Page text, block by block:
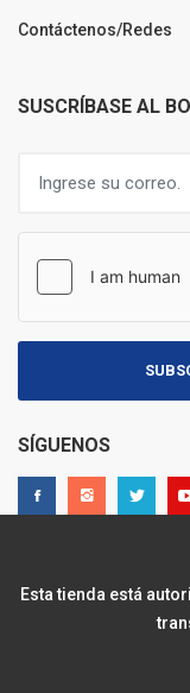
Contáctenos/Redes
SUSCRÍBASE AL
SÍGUENOS
Esta tienda está